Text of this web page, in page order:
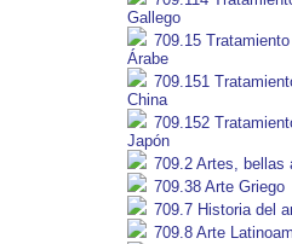
Gallego
709.15
Árabe
709.151
China
709.152
Japón
709.2 Artes, bellas
709.38 Arte Griego
709.7 Historia del
709.8 Arte